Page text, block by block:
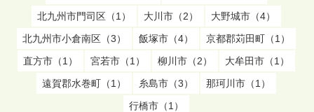
北九州市門司区（1）
大川市（2）
大野城市（4）
北九州市小倉南区（3）
飯塚市（4）
京都郡苅田町（1）
直方市（1）
宮若市（1） 柳川市（2）
大牟田市（1）
遠賀郡水巻町（1）
糸島市（3）
那珂川市（1）
行橋市（1）